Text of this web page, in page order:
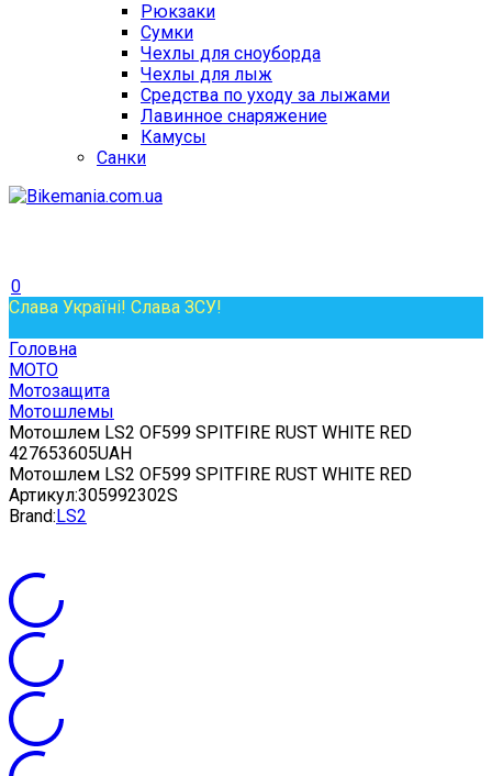
Рюкзаки
Сумки
Чехлы для сноуборда
Чехлы для лыж
Средства по уходу за лыжами
Лавинное снаряжение
Камусы
Санки
0
Слава Україні! Слава ЗСУ!
Головна
МОТО
Мотозащита
Мотошлемы
Мотошлем LS2 OF599 SPITFIRE RUST WHITE RED
427653605UAH
Мотошлем LS2 OF599 SPITFIRE RUST WHITE RED
Артикул:305992302S
Brand:LS2